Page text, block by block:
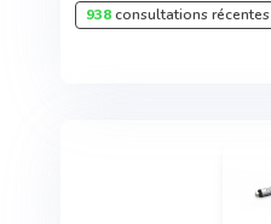
938consultations récentes